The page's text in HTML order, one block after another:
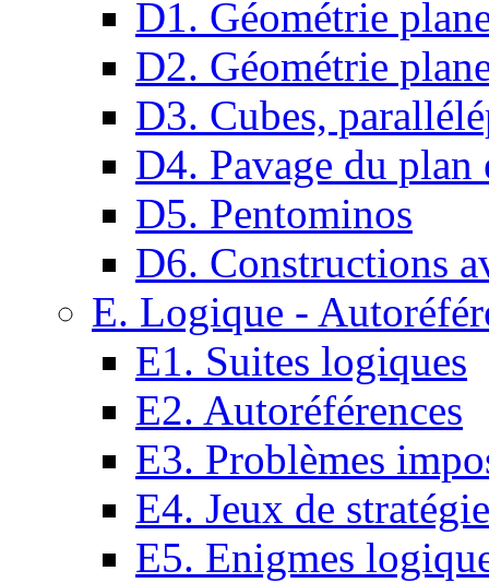
D1. Géométrie
D2. Géométrie
D3. Cubes,
D4. Pavage du plan
D5. Pentominos
D6. Constructions
E. Logique -
E1. Suites logiques
E2. Autoréférences
E3. Problèmes
E4. Jeux de stratégie
E5. Enigmes